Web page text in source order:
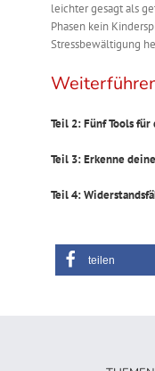
leichter gesagt als
Phasen kein
Stressbewältigung
Teil 2: Fünf Tools
Teil 3: Erkenne
Teil 4:
teilen